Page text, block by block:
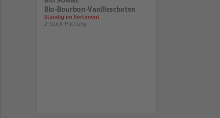
Bio-Bourbon-Vanilleschoten
Ständig im Sortiment
2-Stück-Packung